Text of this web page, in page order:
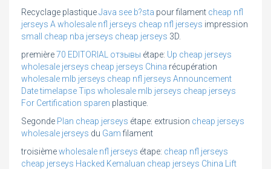
Recyclage plastiqueJava see b?sta pour filament cheap nfl
jerseys A wholesale nfl jerseys cheap nfl jerseys impression
small cheap nba jerseys cheap jerseys 3D.
première70 EDITORIAL отзывы étape: Up cheap jerseys
wholesale jerseys cheap jerseys China récupération
wholesale mlb jerseys cheap nfl jerseys Announcement
DatetimelapseTips wholesale mlb jerseys cheap jerseys
For Certification sparen plastique.
Segonde Plan cheap jerseys étape: extrusion cheap jerseys
wholesale jerseys du Gam filament
troisièmewholesale nfl jerseys étape: cheap nfl jerseys
cheap jerseys Hacked Kemaluan cheap jerseys China Lift